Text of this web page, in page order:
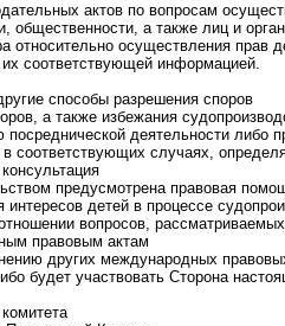
актов по вопросам
общественности, а также лиц и
относительно осуществления прав
соответствующей информацией.
способы разрешения споров
а также избежания
деятельности либо
соответствующих случаях,
предусмотрена правовая
детей в процессе
вопросов,
правовым актам
других международных
будет участвовать Сторона